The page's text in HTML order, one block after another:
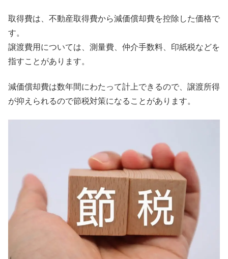
取得費は、不動産取得費から減価償却費を控除した価格で
す。
譲渡費用については、測量費、仲介手数料、印紙税などを
指すことがあります。
減価償却費は数年間にわたって計上できるので、譲渡所得
が抑えられるので節税対策になることがあります。